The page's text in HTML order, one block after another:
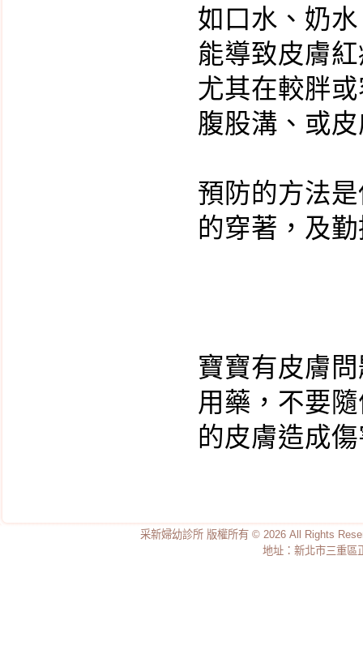
如口水、奶
能導致皮膚
尤其在較胖
腹股溝、或
預防的方法
的穿著，及
寶寶有皮膚
用藥，不要
的皮膚造成
采新婦幼診所 版權所有 © 2026 All Rights
地址：新北市三重